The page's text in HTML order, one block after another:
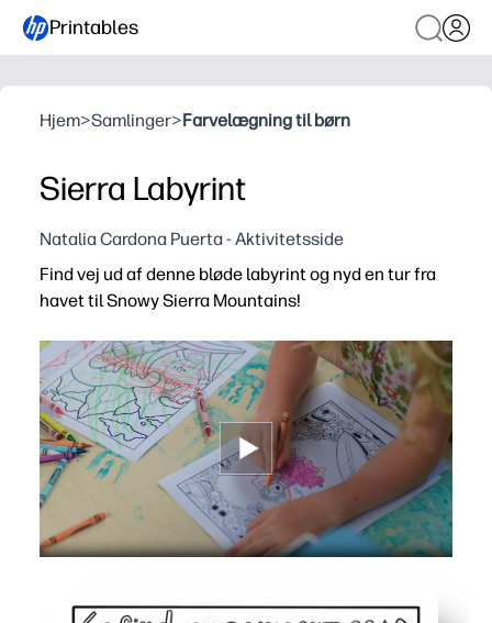
Printables
Hjem>Samlinger>Farvelægning til børn
Sierra Labyrint
Natalia Cardona Puerta - Aktivitetsside
Find vej ud af denne bløde labyrint og nyd en tur fra
havet til Snowy Sierra Mountains!
Du får en labyrintfarvekombination med print and go -
Opbygger problemløsning, rumlig bevidsthed og
Perfekt til klasseværelser, regnfulde dage, rejser eller
Naturtema inviterer til samtale om oceaner og bjerge